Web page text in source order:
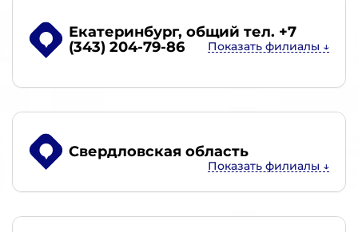
Екатеринбург, общий тел. +7
(343) 204-79-86
Свердловская область